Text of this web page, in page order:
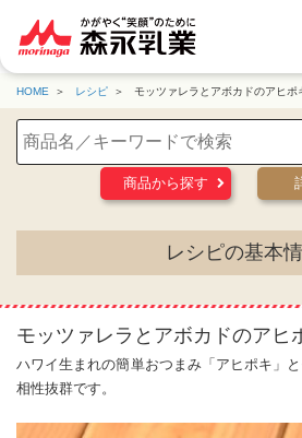
HOME レシピ モッツァレラとアボカドのアヒポ
商品から探す
レシピの基本
モッツァレラとアボカドのアヒ
ハワイ生まれの簡単おつまみ「アヒポキ」
相性抜群です。